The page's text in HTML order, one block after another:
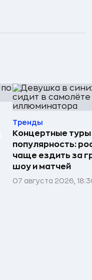
Тренды
Концертные
популярность:
чаще ездить за
шоу и матчей
07 августа 2026,